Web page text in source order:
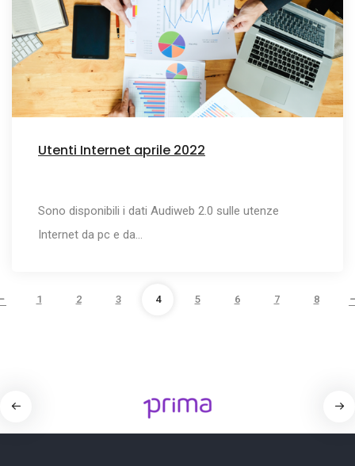
Utenti Internet aprile 2022
Sono disponibili i dati Audiweb 2.0 sulle utenze
Internet da pc e da…
1 2 3 4 5 6 7 8